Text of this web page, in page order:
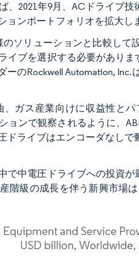
2021年9月、ACドライブ
ンポートフォリオを拡大し
ソリューションと比較し
イブを選択する必要があり
ーのRockwell Automation,
、ガス産業向けに収益性と
ョンで観察されるように、
ドライブはエンコーダなし
で中電圧ドライブへの投資
階級の成長を伴う新興市場